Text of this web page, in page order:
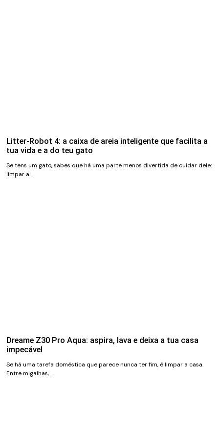
Litter-Robot 4: a caixa de areia inteligente que facilita a
tua vida e a do teu gato
Se tens um gato, sabes que há uma parte menos divertida de cuidar dele:
limpar a…
Dreame Z30 Pro Aqua: aspira, lava e deixa a tua casa
impecável
Se há uma tarefa doméstica que parece nunca ter fim, é limpar a casa.
Entre migalhas,…